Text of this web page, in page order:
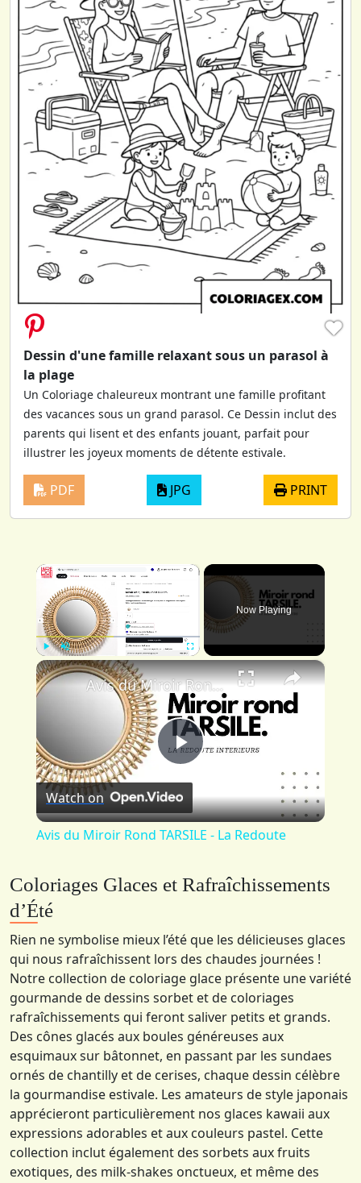
♥
Dessin d'une famille relaxant sous un parasol à
la plage
Un Coloriage chaleureux montrant une famille profitant
des vacances sous un grand parasol. Ce Dessin inclut des
parents qui lisent et des enfants jouant, parfait pour
illustrer les joyeux moments de détente estivale.
PDF JPG PRINT
×
Play Unmute
Now Playing
×
Play
Video
Avis du Miroir Rond TARSILE - La Redoute
Watch on
Avis du Miroir Rond TARSILE - La Redoute
Coloriages Glaces et Rafraîchissements
d’Été
Rien ne symbolise mieux l’été que les délicieuses glaces
qui nous rafraîchissent lors des chaudes journées !
Notre collection de coloriage glace présente une variété
gourmande de dessins sorbet et de coloriages
rafraîchissements qui feront saliver petits et grands.
Des cônes glacés aux boules généreuses aux
esquimaux sur bâtonnet, en passant par les sundaes
ornés de chantilly et de cerises, chaque dessin célèbre
la gourmandise estivale. Les amateurs de style japonais
apprécieront particulièrement nos glaces kawaii aux
expressions adorables et aux couleurs pastel. Cette
collection inclut également des sorbets aux fruits
exotiques, des milk-shakes onctueux, et même des